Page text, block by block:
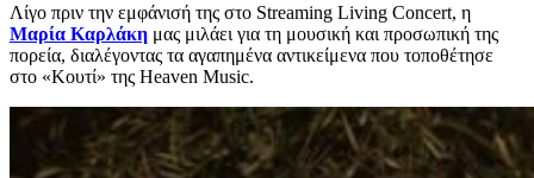
Λίγο πριν την εμφάνισή της στο Streaming Living Concert, η
Μαρία Καρλάκη μας μιλάει για τη μουσική και προσωπική της
πορεία, διαλέγοντας τα αγαπημένα αντικείμενα που τοποθέτησε
στο «Κουτί» της Heaven Music.